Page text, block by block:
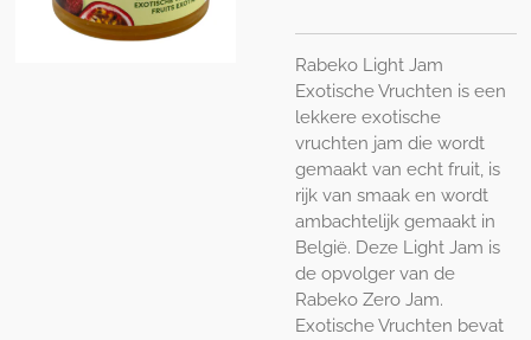
Rabeko Light Jam
Exotische Vruchten is een
lekkere exotische
vruchten jam die wordt
gemaakt van echt fruit, is
rijk van smaak en wordt
ambachtelijk gemaakt in
België. Deze Light Jam is
de opvolger van de
Rabeko Zero Jam.
Exotische Vruchten bevat